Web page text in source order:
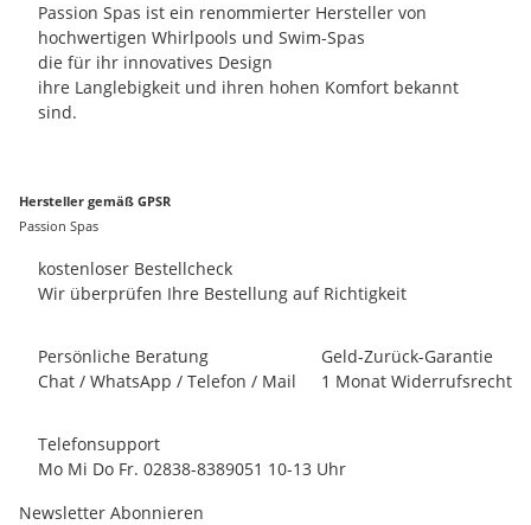
Passion Spas ist ein renommierter Hersteller von
hochwertigen Whirlpools und Swim-Spas
die für ihr innovatives Design
ihre Langlebigkeit und ihren hohen Komfort bekannt
sind.
Hersteller gemäß GPSR
Passion Spas
kostenloser Bestellcheck
Wir überprüfen Ihre Bestellung auf Richtigkeit
Persönliche Beratung
Chat / WhatsApp / Telefon / Mail
Geld-Zurück-Garantie
1 Monat Widerrufsrecht
Telefonsupport
Mo Mi Do Fr. 02838-8389051 10-13 Uhr
Newsletter Abonnieren